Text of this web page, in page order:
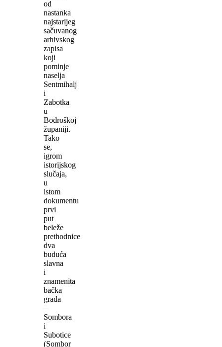
od
nastanka
najstarijeg
sačuvanog
arhivskog
zapisa
koji
pominje
naselja
Sentmihalj
i
Zabotka
u
Bodroškoj
županiji.
Tako
se,
igrom
istorijskog
slučaja,
u
istom
dokumentu
prvi
put
beleže
prethodnice
dva
buduća
slavna
i
znamenita
bačka
grada
–
Sombora
i
Subotice
(Sombor